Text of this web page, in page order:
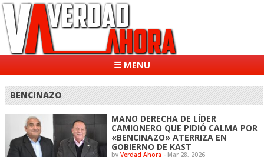
☰ MENU
BENCINAZO
MANO DERECHA DE LÍDER
CAMIONERO QUE PIDIÓ CALMA POR
«BENCINAZO» ATERRIZA EN
GOBIERNO DE KAST
byVerdad Ahora - Mar 28, 2026